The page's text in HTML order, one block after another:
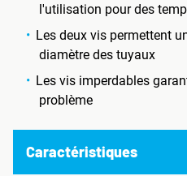
l'utilisation pour des
Les deux vis permettent
diamètre des tuyaux
Les vis imperdables
problème
Caractéristiques